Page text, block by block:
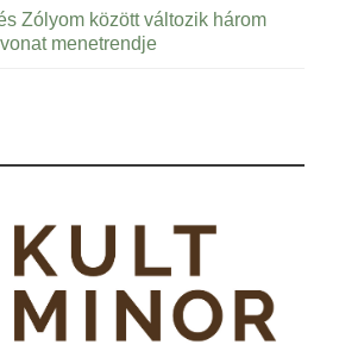
Zólyom között változik három
menetrendje